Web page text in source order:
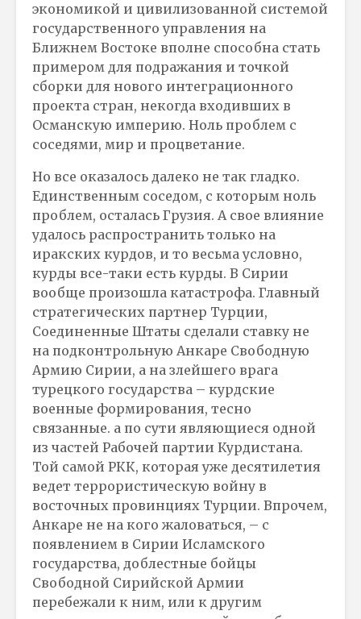
экономикой и цивилизованной системой
государственного управления на
Ближнем Востоке вполне способна стать
примером для подражания и точкой
сборки для нового интеграционного
проекта стран, некогда входивших в
Османскую империю. Ноль проблем с
соседями, мир и процветание.
Но все оказалось далеко не так гладко.
Единственным соседом, с которым ноль
проблем, осталась Грузия. А свое влияние
удалось распространить только на
иракских курдов, и то весьма условно,
курды все-таки есть курды. В Сирии
вообще произошла катастрофа. Главный
стратегических партнер Турции,
Соединенные Штаты сделали ставку не
на подконтрольную Анкаре Свободную
Армию Сирии, а на злейшего врага
турецкого государства – курдские
военные формирования, тесно
связанные. а по сути являющиеся одной
из частей Рабочей партии Курдистана.
Той самой РКК, которая уже десятилетия
ведет террористическую войну в
восточных провинциях Турции. Впрочем,
Анкаре не на кого жаловаться, – с
появлением в Сирии Исламского
государства, доблестные бойцы
Свободной Сирийской Армии
перебежали к ним, или к другим